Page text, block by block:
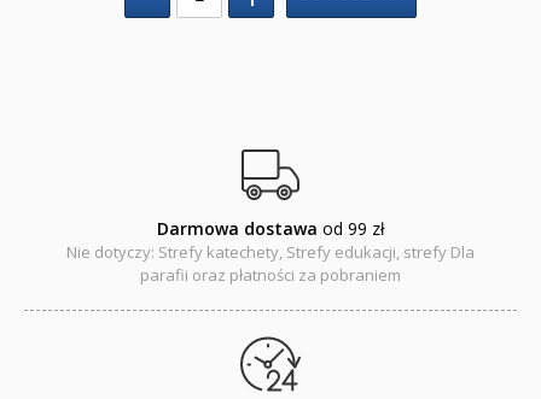
Jedność dla dzieci
QUIZY, ŁAMIGŁÓWKI TERAZ -35% TANIEJ
KAKADU - książki interaktywne z piórem
JUPI JO! - książki kartonowe dla najmłodszych
Adwent i Boże Narodzenie
Darmowa dostawa od 99 zł
Nie dotyczy: Strefy katechety, Strefy edukacji, strefy Dla
parafii oraz płatności za pobraniem